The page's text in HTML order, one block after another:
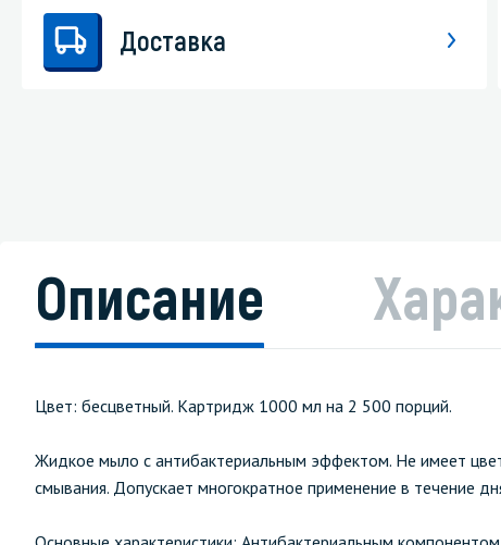
Доставка
Описание
Цвет: бесцветный. Картридж 1000 мл на 2 500 порций.
Жидкое мыло с антибактериальным эффектом. Не имеет
смывания. Допускает многократное применение в течение